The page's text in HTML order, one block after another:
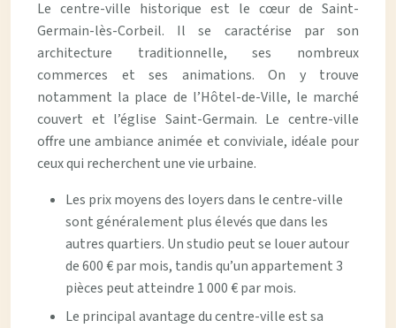
Le centre-ville historique est le cœur de Saint-
Germain-lès-Corbeil. Il se caractérise par son
architecture traditionnelle, ses nombreux
commerces et ses animations. On y trouve
notamment la place de l’Hôtel-de-Ville, le marché
couvert et l’église Saint-Germain. Le centre-ville
offre une ambiance animée et conviviale, idéale pour
ceux qui recherchent une vie urbaine.
Les prix moyens des loyers dans le centre-ville
sont généralement plus élevés que dans les
autres quartiers. Un studio peut se louer autour
de 600 € par mois, tandis qu’un appartement 3
pièces peut atteindre 1 000 € par mois.
Le principal avantage du centre-ville est sa